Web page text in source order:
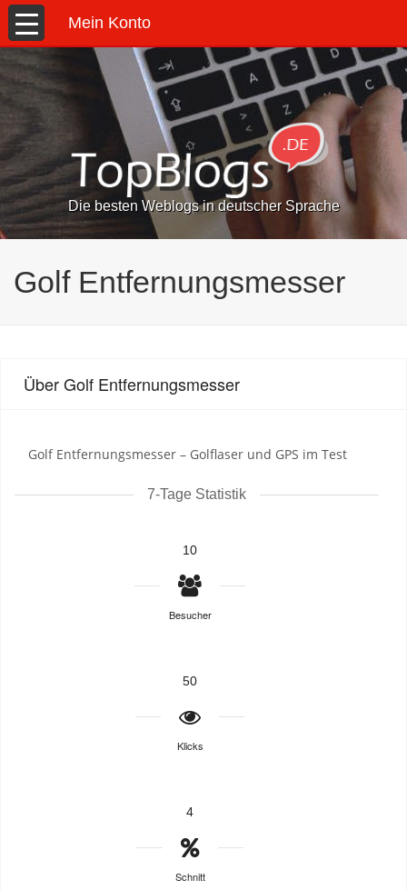
Mein Konto
Die besten Weblogs in deutscher Sprache
Golf Entfernungsmesser
Über Golf Entfernungsmesser
Golf Entfernungsmesser – Golflaser und GPS im Test
7-Tage Statistik
10
Besucher
50
Klicks
4
Schnitt